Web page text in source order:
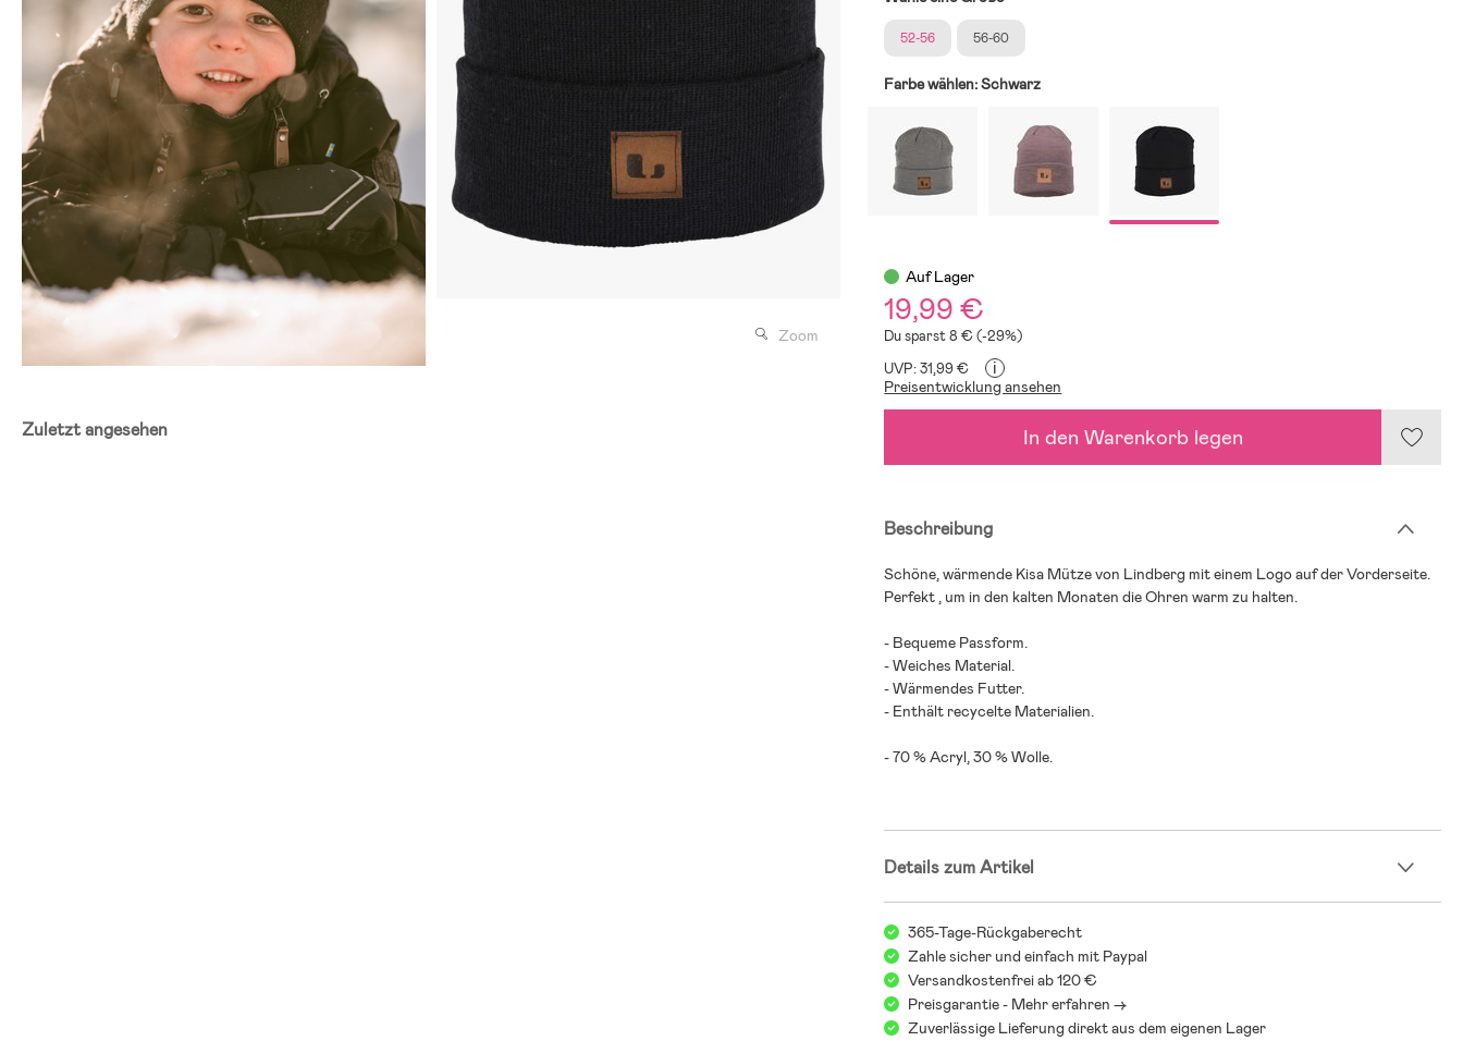
Zoom
Zuletzt angesehen
52-56 56-60
Farbe wählen:Schwarz
Auf Lager
19,99 €
Du sparst 8 € (-29%)
UVP: 31,99 €
i
Preisentwicklung ansehen
In den Warenkorb legen
Beschreibung
Schöne, wärmende Kisa Mütze von Lindberg mit einem Logo auf der Vorderseite.
Perfekt , um in den kalten Monaten die Ohren warm zu halten.
- Bequeme Passform.
- Weiches Material.
- Wärmendes Futter.
- Enthält recycelte Materialien.
- 70 % Acryl, 30 % Wolle.
Details zum Artikel
365-Tage-Rückgaberecht
Zahle sicher und einfach mit Paypal
Versandkostenfrei ab 120 €
Preisgarantie - Mehr erfahren ->
Zuverlässige Lieferung direkt aus dem eigenen Lager